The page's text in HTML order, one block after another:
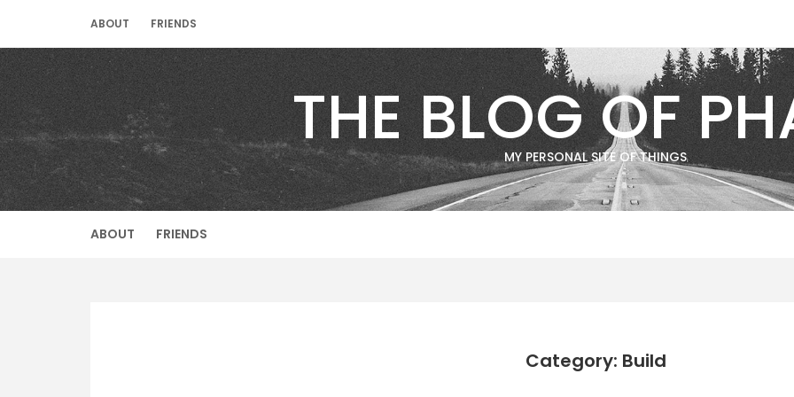
content
ABOUT FRIENDS
THE BLOG OF
MY PERSONAL SITE OF THINGS
ABOUT FRIENDS
Category: Build